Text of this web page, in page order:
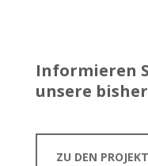
Informieren
unsere
ZU DEN